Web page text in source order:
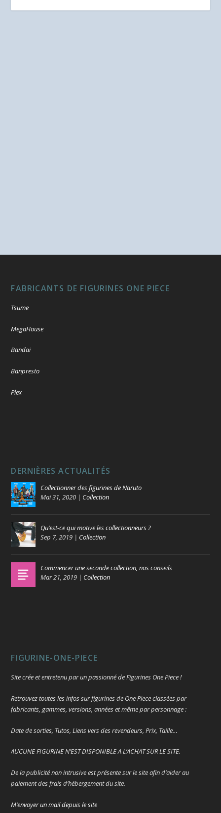
FABRICANTS DE FIGURINES ONE PIECE
Tsume
MegaHouse
Bandai
Banpresto
Plex
DERNIÈRES ACTUALITÉS
Collectionner des figurines de Naruto
Mai 31, 2020 | Collection
Qu’est-ce qui motive les collectionneurs ?
Sep 7, 2019 | Collection
Commencer une seconde collection, nos conseils
Mar 21, 2019 | Collection
FIGURINE-ONE-PIECE
Site crée et entretenu par un passionné de Figurines One Piece !
Retrouvez toutes les infos sur figurines de One Piece classées par
fabricants, gammes, versions, années et même par personnage :
Date de sorties, Tutos, Liens vers des revendeurs, Prix, Taille…
AUCUNE FIGURINE N’EST DISPONIBLE A L’ACHAT SUR LE SITE.
De la publicité non intrusive est présente sur le site afin d’aider au
paiement des frais d’hébergement du site.
M’envoyer un mail depuis le site